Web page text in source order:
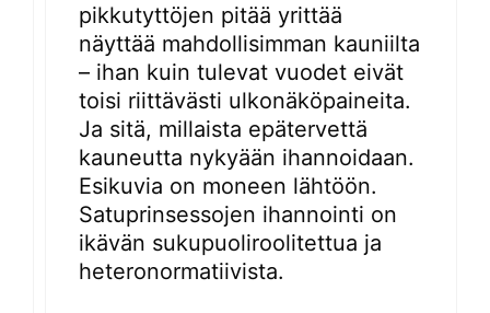
pikkutyttöjen pitää yrittää
näyttää mahdollisimman kauniilta
– ihan kuin tulevat vuodet eivät
toisi riittävästi ulkonäköpaineita.
Ja sitä, millaista epätervettä
kauneutta nykyään ihannoidaan.
Esikuvia on moneen lähtöön.
Satuprinsessojen ihannointi on
ikävän sukupuoliroolitettua ja
heteronormatiivista.